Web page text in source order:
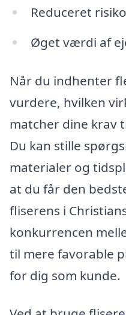
Reduceret
Øget værdi af
Når du indhenter
vurdere, hvilken
matcher dine krav
Du kan stille
materialer og
at du får den
fliserens i
konkurrencen
til mere favorable
for dig som kunde.